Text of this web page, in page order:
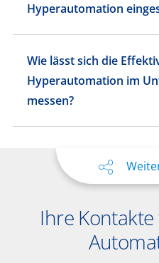
Hyperautomation
Wie lässt sich die
Hyperautomation im
messen?
Ihre